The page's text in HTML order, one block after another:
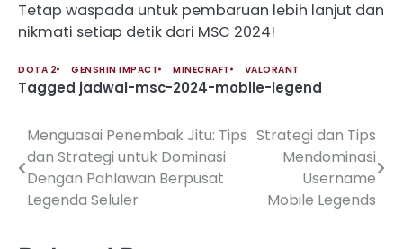
Tetap waspada untuk pembaruan lebih lanjut dan
nikmati setiap detik dari MSC 2024!
DOTA 2 GENSHIN IMPACT MINECRAFT VALORANT
Tagged jadwal-msc-2024-mobile-legend
Post
navigation
Menguasai Penembak Jitu: Tips
dan Strategi untuk Dominasi
Dengan Pahlawan Berpusat
Legenda Seluler
Strategi dan Tips
Mendominasi
Username
Mobile Legends